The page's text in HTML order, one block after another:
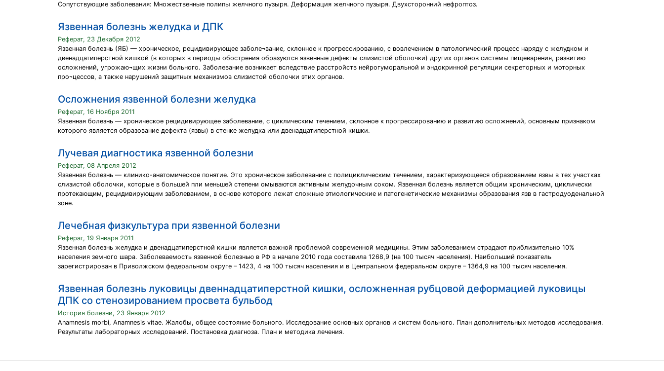
Сопутствующие заболевания: Множественные полипы желчного пузыря. Деформация желчного пузыря. Двухсторонний нефроптоз.
Язвенная болезнь желудка и ДПК
Реферат, 23 Декабря 2012
Язвенная болезнь (ЯБ) — хроническое, рецидивирующее заболе¬вание, склонное к прогрессированию, с вовлечением в патологический процесс наряду с желудком и
двенадцатиперстной кишкой (в которых в периоды обострения образуются язвенные дефекты слизистой оболочки) других органов системы пищеварения, развитию
осложнений, угрожаю¬щих жизни больного. Заболевание возникает вследствие расстройств нейрогуморальной и эндокринной регуляции секреторных и моторных
про¬цессов, а также нарушений защитных механизмов слизистой оболочки этих органов.
Осложнения язвенной болезни желудка
Реферат, 16 Ноября 2011
Язвенная болезнь — хроническое рецидивирующее заболевание, с циклическим течением, склонное к прогрессированию и развитию осложнений, основным признаком
которого является образование дефекта (язвы) в стенке желудка или двенадцатиперстной кишки.
Лучевая диагностика язвенной болезни
Реферат, 08 Апреля 2012
Язвенная болезнь — клинико-анатомическое понятие. Это хроническое заболевание с полициклическим течением, характеризующееся образованием язвы в тех участках
слизистой оболочки, которые в большей пли меньшей степени омываются активным желудочным соком. Язвенная болезнь является общим хроническим, циклически
протекающим, рецидивирующим заболеванием, в основе которого лежат сложные этиологические и патогенетические механизмы образования язв в гастродуоденальной
зоне.
Лечебная физкультура при язвенной болезни
Реферат, 19 Января 2011
Язвенная болезнь желудка и двенадцатиперстной кишки является важной проблемой современной медицины. Этим заболеванием страдают приблизительно 10%
населения земного шара. Заболеваемость язвенной болезнью в РФ в начале 2010 года составила 1268,9 (на 100 тысяч населения). Наибольший показатель
зарегистрирован в Приволжском федеральном округе – 1423, 4 на 100 тысяч населения и в Центральном федеральном округе – 1364,9 на 100 тысяч населения.
Язвенная болезнь луковицы двеннадцатиперстной кишки, осложненная рубцовой деформацией луковицы
ДПК со стенозированием просвета бульбод
История болезни, 23 Января 2012
Anamnesis morbi, Anamnesis vitae. Жалобы, общее состояние больного. Исследование основных органов и систем больного. План дополнительных методов исследования.
Результаты лабораторных исследований. Постановка диагноза. План и методика лечения.